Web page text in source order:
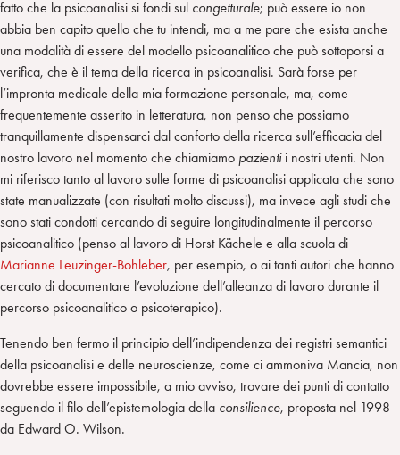
fatto che la psicoanalisi si fondi sul congetturale; può essere io non
abbia ben capito quello che tu intendi, ma a me pare che esista anche
una modalità di essere del modello psicoanalitico che può sottoporsi a
verifica, che è il tema della ricerca in psicoanalisi. Sarà forse per
l’impronta medicale della mia formazione personale, ma, come
frequentemente asserito in letteratura, non penso che possiamo
tranquillamente dispensarci dal conforto della ricerca sull’efficacia del
nostro lavoro nel momento che chiamiamo pazientii nostri utenti. Non
mi riferisco tanto al lavoro sulle forme di psicoanalisi applicata che sono
state manualizzate (con risultati molto discussi), ma invece agli studi che
sono stati condotti cercando di seguire longitudinalmente il percorso
psicoanalitico (penso al lavoro di Horst Kächele e alla scuola di
Marianne Leuzinger-Bohleber, per esempio, o ai tanti autori che hanno
cercato di documentare l’evoluzione dell’alleanza di lavoro durante il
percorso psicoanalitico o psicoterapico).
Tenendo ben fermo il principio dell’indipendenza dei registri semantici
della psicoanalisi e delle neuroscienze, come ci ammoniva Mancia, non
dovrebbe essere impossibile, a mio avviso, trovare dei punti di contatto
seguendo il filo dell’epistemologia della consilience, proposta nel 1998
da Edward O. Wilson.